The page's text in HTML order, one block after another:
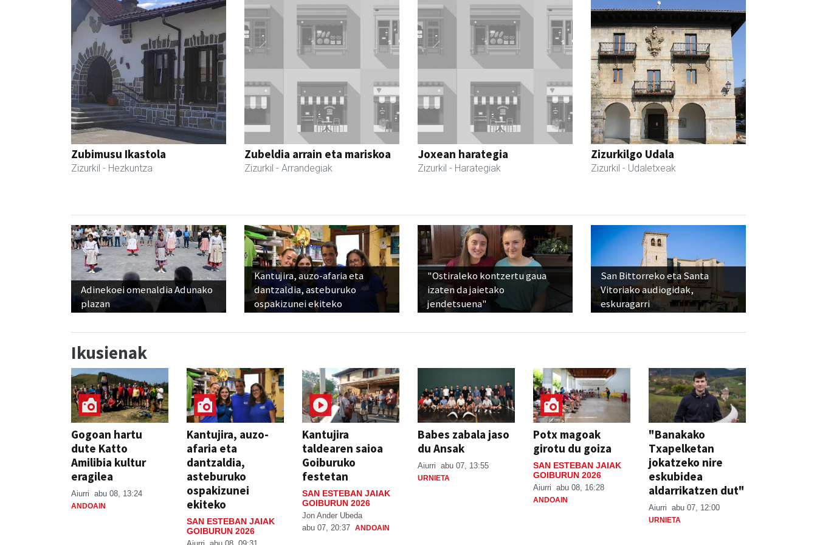
Zubimusu Ikastola
Zizurkil - Hezkuntza
Zubeldia arrain eta mariskoa
Zizurkil - Arrandegiak
Joxean harategia
Zizurkil - Harategiak
Zizurkilgo Udala
Zizurkil - Udaletxeak
Adinekoei omenaldia Adunako
plazan
Kantujira, auzo-afaria eta
dantzaldia, asteburuko
ospakizunei ekiteko
"Ostiraleko kontzertu gaua
izaten da jaietako
jendetsuena"
San Bittorreko eta Santa
Vitoriako audiogidak,
eskuragarri
Ikusienak
Gogoan hartu
dute Katto
Amilibia kultur
eragilea
Aiurri abu 08, 13:24
ANDOAIN
Kantujira, auzo-
afaria eta
dantzaldia,
asteburuko
ospakizunei
ekiteko
SAN ESTEBAN JAIAK
GOIBURUN 2026
Kantujira
taldearen saioa
Goiburuko
festetan
SAN ESTEBAN JAIAK
GOIBURUN 2026
Jon Ander Ubeda
abu 07, 20:37 ANDOAIN
Babes zabala jaso
du Ansak
Aiurri abu 07, 13:55
URNIETA
Potx magoak
girotu du goiza
SAN ESTEBAN JAIAK
GOIBURUN 2026
Aiurri abu 08, 16:28
ANDOAIN
"Banakako
Txapelketan
jokatzeko nire
eskubidea
aldarrikatzen dut"
Aiurri abu 07, 12:00
URNIETA